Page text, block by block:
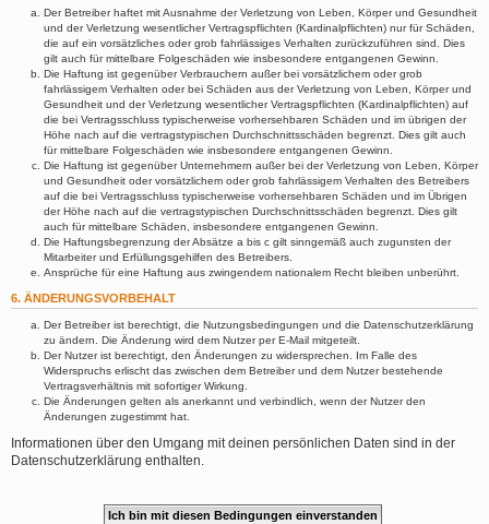
Der Betreiber haftet mit Ausnahme der Verletzung von Leben, Körper und Gesundheit
und der Verletzung wesentlicher Vertragspflichten (Kardinalpflichten) nur für Schäden,
die auf ein vorsätzliches oder grob fahrlässiges Verhalten zurückzuführen sind. Dies
gilt auch für mittelbare Folgeschäden wie insbesondere entgangenen Gewinn.
Die Haftung ist gegenüber Verbrauchern außer bei vorsätzlichem oder grob
fahrlässigem Verhalten oder bei Schäden aus der Verletzung von Leben, Körper und
Gesundheit und der Verletzung wesentlicher Vertragspflichten (Kardinalpflichten) auf
die bei Vertragsschluss typischerweise vorhersehbaren Schäden und im übrigen der
Höhe nach auf die vertragstypischen Durchschnittsschäden begrenzt. Dies gilt auch
für mittelbare Folgeschäden wie insbesondere entgangenen Gewinn.
Die Haftung ist gegenüber Unternehmern außer bei der Verletzung von Leben, Körper
und Gesundheit oder vorsätzlichem oder grob fahrlässigem Verhalten des Betreibers
auf die bei Vertragsschluss typischerweise vorhersehbaren Schäden und im Übrigen
der Höhe nach auf die vertragstypischen Durchschnittsschäden begrenzt. Dies gilt
auch für mittelbare Schäden, insbesondere entgangenen Gewinn.
Die Haftungsbegrenzung der Absätze a bis c gilt sinngemäß auch zugunsten der
Mitarbeiter und Erfüllungsgehilfen des Betreibers.
Ansprüche für eine Haftung aus zwingendem nationalem Recht bleiben unberührt.
6. ÄNDERUNGSVORBEHALT
Der Betreiber ist berechtigt, die Nutzungsbedingungen und die Datenschutzerklärung
zu ändern. Die Änderung wird dem Nutzer per E-Mail mitgeteilt.
Der Nutzer ist berechtigt, den Änderungen zu widersprechen. Im Falle des
Widerspruchs erlischt das zwischen dem Betreiber und dem Nutzer bestehende
Vertragsverhältnis mit sofortiger Wirkung.
Die Änderungen gelten als anerkannt und verbindlich, wenn der Nutzer den
Änderungen zugestimmt hat.
Informationen über den Umgang mit deinen persönlichen Daten sind in der
Datenschutzerklärung enthalten.